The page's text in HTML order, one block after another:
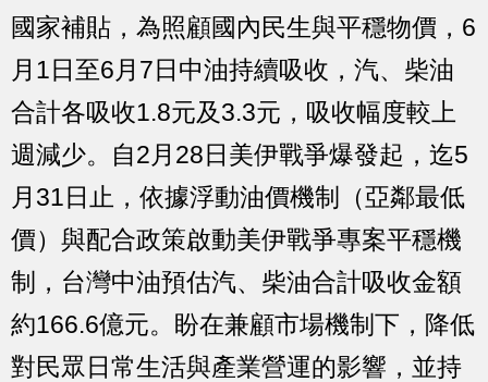
國家補貼，為照顧國內民生與平穩物價，6
月1日至6月7日中油持續吸收，汽、柴油
合計各吸收1.8元及3.3元，吸收幅度較上
週減少。自2月28日美伊戰爭爆發起，迄5
月31日止，依據浮動油價機制（亞鄰最低
價）與配合政策啟動美伊戰爭專案平穩機
制，台灣中油預估汽、柴油合計吸收金額
約166.6億元。盼在兼顧市場機制下，降低
對民眾日常生活與產業營運的影響，並持